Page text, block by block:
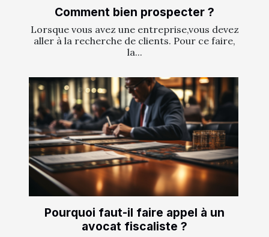
Comment bien prospecter ?
Lorsque vous avez une entreprise,vous devez
aller à la recherche de clients. Pour ce faire,
la...
Pourquoi faut-il faire appel à un
avocat fiscaliste ?